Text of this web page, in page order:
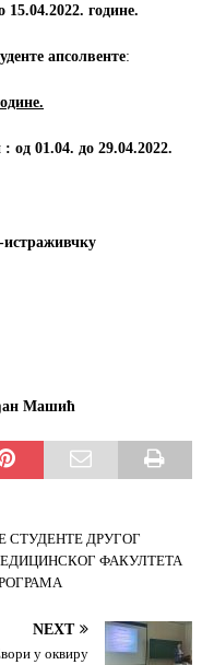
15.04.2022. године.
апсолвенте:
: од 01.04. до 29.04.2022.
истраживчку
Машић
СТУДЕНТЕ ДРУГОГ
ФАКУЛТЕТА
NEXT
у оквиру